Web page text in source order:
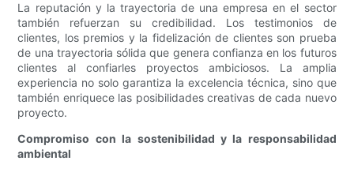
La reputación y la trayectoria de una empresa en el sector
también refuerzan su credibilidad. Los testimonios de
clientes, los premios y la fidelización de clientes son prueba
de una trayectoria sólida que genera confianza en los futuros
clientes al confiarles proyectos ambiciosos. La amplia
experiencia no solo garantiza la excelencia técnica, sino que
también enriquece las posibilidades creativas de cada nuevo
proyecto.
Compromiso con la sostenibilidad y la responsabilidad
ambiental